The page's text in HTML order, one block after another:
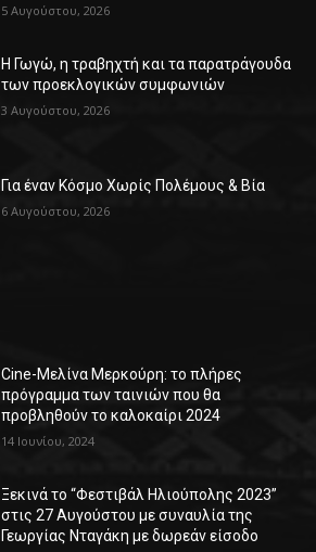
5 Αυγούστου, 2026
Η Γωγώ, η τραβηχτή και τα παρατράγουδα
των προεκλογικών συμφωνιών
3 Αυγούστου, 2026
Για έναν Κόσμο Χωρίς Πολέμους & Βία
6 Αυγούστου, 2026
Cine-Μελίνα Μερκούρη: το πλήρες
πρόγραμμα των ταινιών που θα
προβληθούν το καλοκαίρι 2024
14 Ιουνίου, 2024
Ξεκινά το “Φεστιβάλ Ηλιούπολης 2023”
στις 27 Αυγούστου με συναυλία της
Γεωργίας Νταγάκη με δωρεάν είσοδο